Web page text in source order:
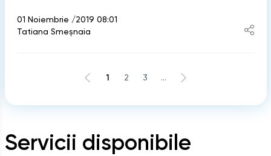
Servicii disponibile
01 Noiembrie /2019 08:01
Tatiana Smeșnaia
1 2 3 ...